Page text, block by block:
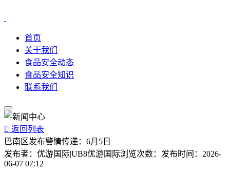
首页
关于我们
食品安全动态
食品安全知识
联系我们
 返回列表
巴南区发布警情传递：6月5日
发布者： 优游国际|UB8优游国际浏览次数： 发布时间： 2026-
06-07 07:12